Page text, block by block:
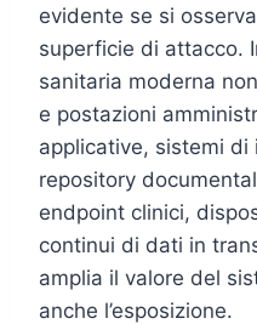
evidente se si
superficie di attacco.
sanitaria moderna
e postazioni
applicative, sistemi di
repository
endpoint clinici,
continui di dati in
amplia il valore del
anche l’esposizione.